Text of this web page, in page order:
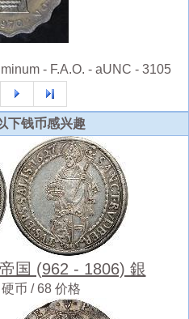
- F.A.O. - aUNC - 3105
下钱币感兴趣
国 (962 - 1806) 銀
币 / 68 价格